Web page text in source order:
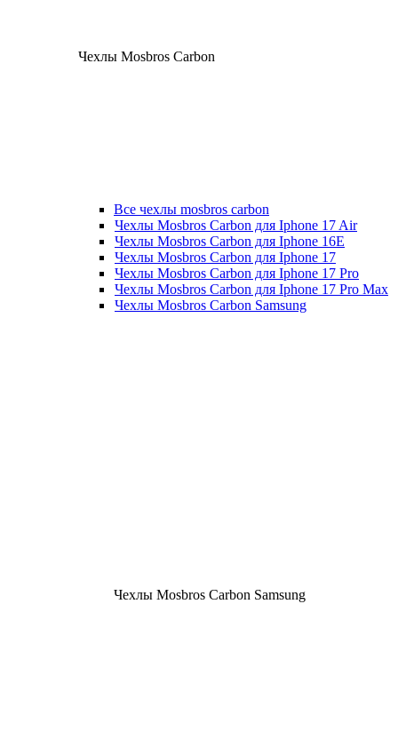
Чехлы Mosbros Carbon
Все чехлы mosbros carbon
Чехлы Mosbros Carbon для Iphone 17 Air
Чехлы Mosbros Carbon для Iphone 16E
Чехлы Mosbros Carbon для Iphone 17
Чехлы Mosbros Carbon для Iphone 17 Pro
Чехлы Mosbros Carbon для Iphone 17 Pro Max
Чехлы Mosbros Carbon Samsung
Чехлы Mosbros Carbon Samsung